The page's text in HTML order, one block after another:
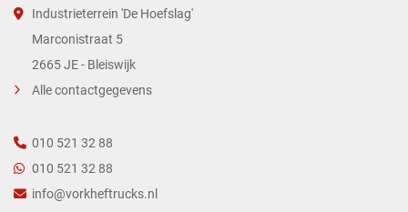
Industrieterrein 'De Hoefslag'
Marconistraat 5
2665 JE - Bleiswijk
Alle contactgegevens
010 521 32 88
010 521 32 88
info@vorkheftrucks.nl